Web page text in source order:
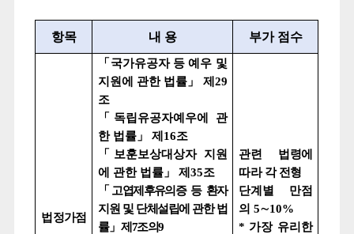
항목 내 용 부가 점수
법정가점
「 국가유공자 등 예우 및
지원에 관한 법률 」 제 29
조
「 독립유공자예우에 관
한 법률 」제 16조
「
보훈보상대상자 지원
에 관한 법률 」제35조
「 고엽제후유의증 등 환자
지원 및 단체설립에 관한 법
률」제 7조의9
관련 법령에
따라 각 전형
단계별 만점
의5∼10%
* 가장 유리한